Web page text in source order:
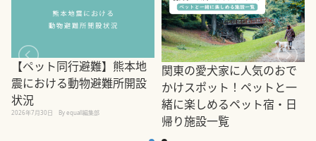
【ペット同行避難】熊本地
震における動物避難所開設
状況
2026年7月30日 By equall編集部
関東の愛犬家に人気のおで
かけスポット！ペットと一
緒に楽しめるペット宿・日
帰り施設一覧